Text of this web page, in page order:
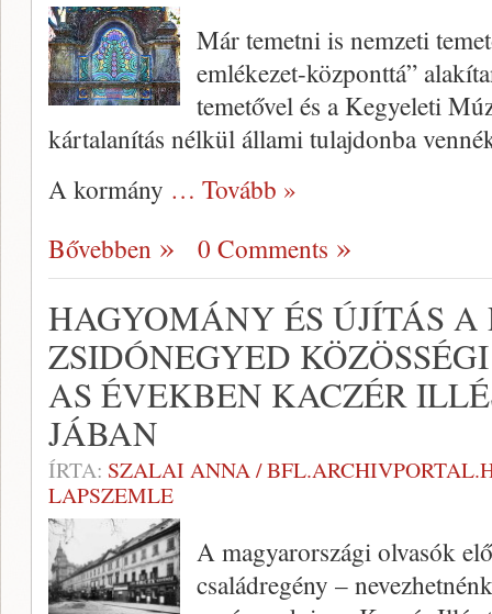
Már temetni is nemzeti
emlékezet-központtá”
temetővel és a Kegyeleti
kártalanítás nélkül állami tulajdonba
A kormány … Tovább »
Bővebben
0 Comments
HAGYOMÁNY ÉS ÚJÍTÁS A
ZSIDÓNEGYED
AS ÉVEKBEN KACZÉR
JÁBAN
ÍRTA: SZALAI ANNA /
LAPSZEMLE
A magyarországi olvasók
családregény –